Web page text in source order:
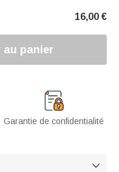
16,00 €
au panier
Garantie de confidentialité
